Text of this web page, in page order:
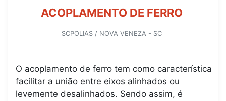
ACOPLAMENTO DE FERRO
SCPOLIAS / NOVA VENEZA - SC
O acoplamento de ferro tem como característica
facilitar a união entre eixos alinhados ou
levemente desalinhados. Sendo assim, é